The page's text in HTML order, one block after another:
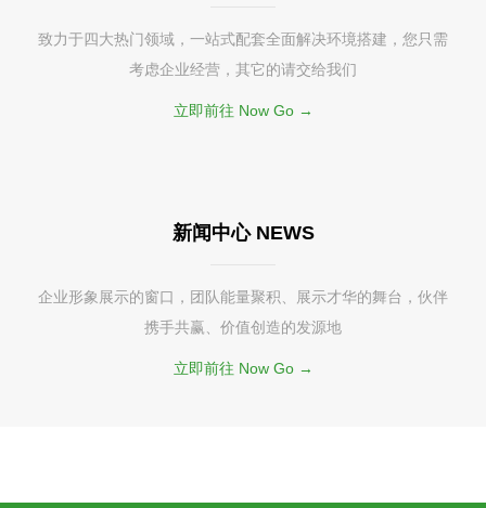
致力于四大热门领域，一站式配套全面解决环境搭建，您只需
考虑企业经营，其它的请交给我们
立即前往 Now Go →
新闻中心 NEWS
企业形象展示的窗口，团队能量聚积、展示才华的舞台，伙伴
携手共赢、价值创造的发源地
立即前往 Now Go →